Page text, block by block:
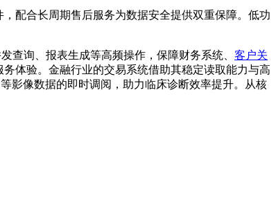
配合长周期售后服务为数据安全提供双重保障。低功
查询、报表生成等高频操作，保障财务系统、 客户关
体验。金融行业的交易系统借助其稳定读取能力与高
影像数据的即时调阅，助力临床诊断效率提升。从核